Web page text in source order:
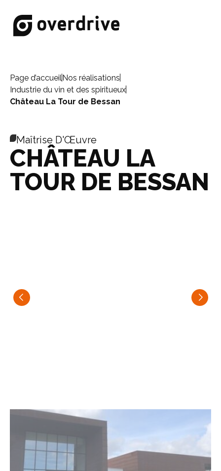
Page d’accueilNos réalisations
Industrie du vin et des spiritueux
Château La Tour de Bessan
Maîtrise D'Œuvre
CHÂTEAU LA
TOUR DE BESSAN